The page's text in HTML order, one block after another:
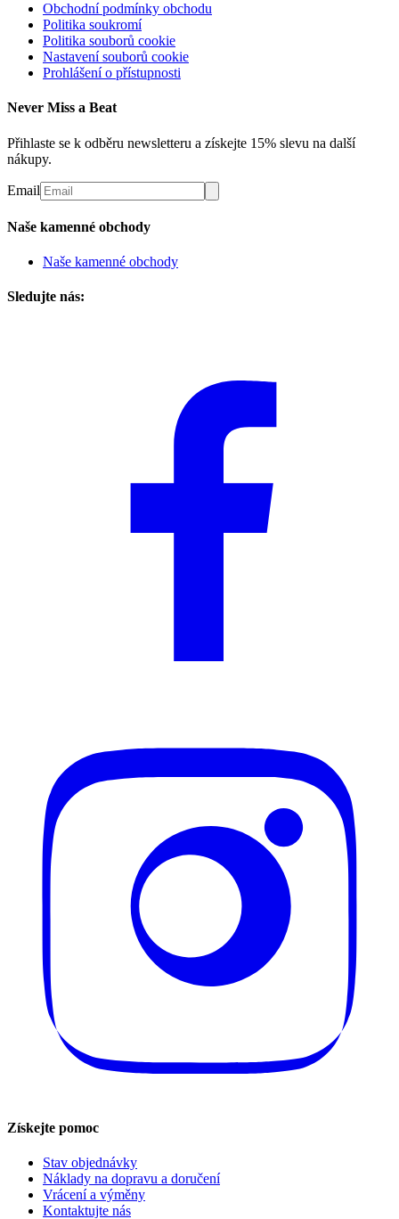
Obchodní podmínky obchodu
Politika soukromí
Politika souborů cookie
Nastavení souborů cookie
Prohlášení o přístupnosti
Never Miss a Beat
Přihlaste se k odběru newsletteru a získejte 15% slevu na další
nákupy.
Email
Naše kamenné obchody
Naše kamenné obchody
Sledujte nás:
Získejte pomoc
Stav objednávky
Náklady na dopravu a doručení
Vrácení a výměny
Kontaktujte nás